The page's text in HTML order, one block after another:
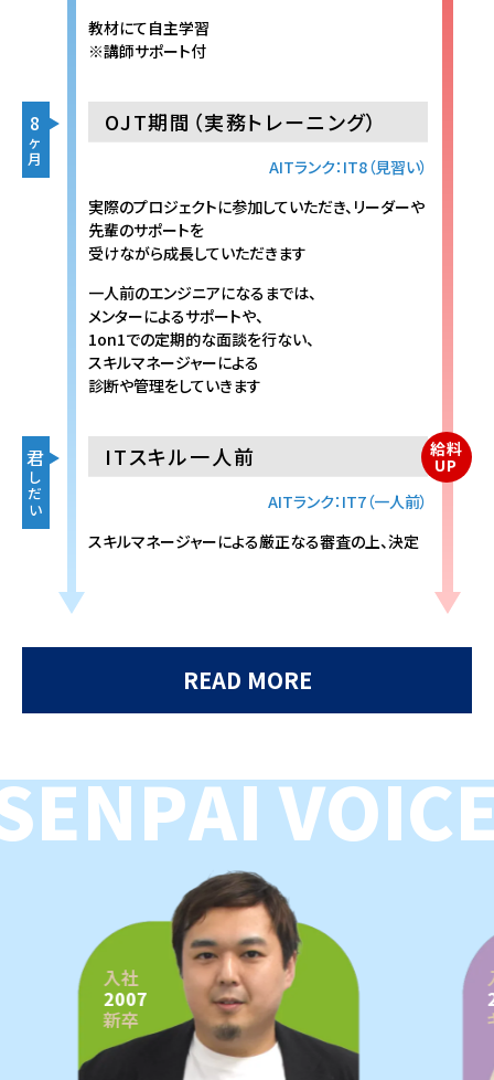
教材にて自主学習
※講師サポート付
8
ヶ
月
OJT期間（実務トレーニング）
AITランク：IT8（見習い）
実際のプロジェクトに参加していただき、リーダーや
先輩のサポートを
受けながら成長していただきます
一人前のエンジニアになるまでは、
メンターによるサポートや、
1on1での定期的な面談を行ない、
スキルマネージャーによる
診断や管理をしていきます
君
し
だ
い
ITスキル一人前
AITランク：IT7（一人前）
スキルマネージャーによる厳正なる審査の上、決定
給料
UP
READ MORE
ENPAIVOIC
入社
2007
新卒